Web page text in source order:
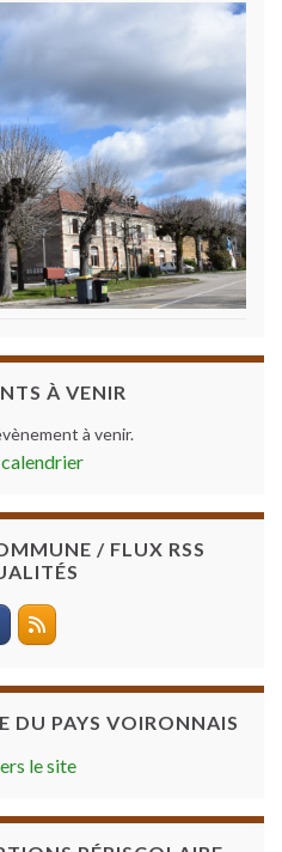
À VENIR
à venir.
/ FLUX RSS
DU PAYS VOIRONNAIS
le site